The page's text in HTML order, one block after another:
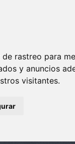
rastreo para
y anuncios
visitantes.